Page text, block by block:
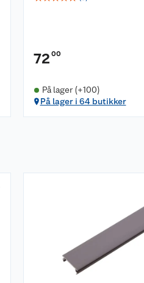
72 00
På lager (+100)
På lager i 64 butikker